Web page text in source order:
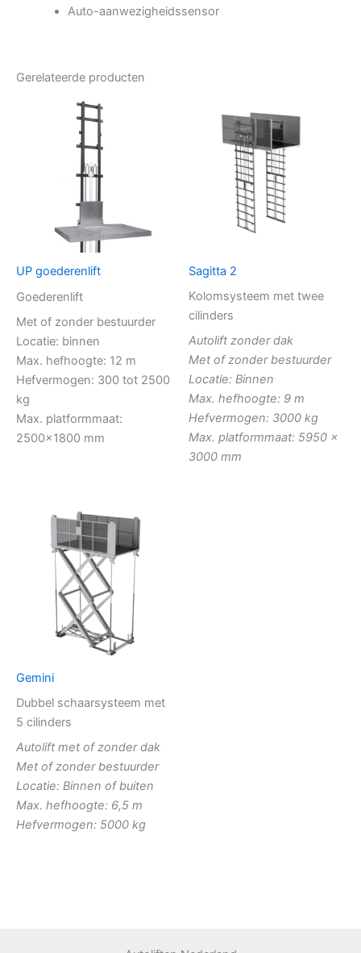
Auto-aanwezigheidssensor
Gerelateerde producten
UP goederenlift
Goederenlift
Met of zonder bestuurder
Locatie: binnen
Max. hefhoogte: 12 m
Hefvermogen: 300 tot 2500
kg
Max. platformmaat:
2500×1800 mm
Sagitta 2
Kolomsysteem met twee
cilinders
Autolift zonder dak
Met of zonder bestuurder
Locatie: Binnen
Max. hefhoogte: 9 m
Hefvermogen: 3000 kg
Max. platformmaat: 5950 x
3000 mm
Gemini
Dubbel schaarsysteem met
5 cilinders
Autolift met of zonder dak
Met of zonder bestuurder
Locatie: Binnen of buiten
Max. hefhoogte: 6,5 m
Hefvermogen: 5000 kg